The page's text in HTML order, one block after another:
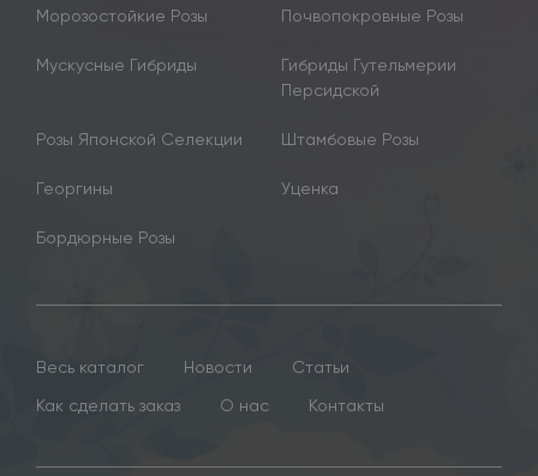
Морозостойкие Розы Почвопокровные Розы
Мускусные Гибриды
Гибриды Гутельмерии
Персидской
Розы Японской Селекции Штамбовые Розы
Георгины Уценка
Бордюрные Розы
Весь каталог Новости
Статьи
Как сделать заказ
О нас Контакты